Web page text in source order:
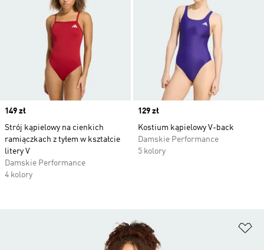
Price
149 zł
Strój kąpielowy na cienkich
ramiączkach z tyłem w kształcie
litery V
Damskie Performance
4 kolory
Price
129 zł
Kostium kąpielowy V-back
Damskie Performance
5 kolory